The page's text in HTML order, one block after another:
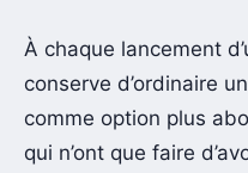
À chaque lancement
conserve d’ordinaire
comme option plus
qui n’ont que faire